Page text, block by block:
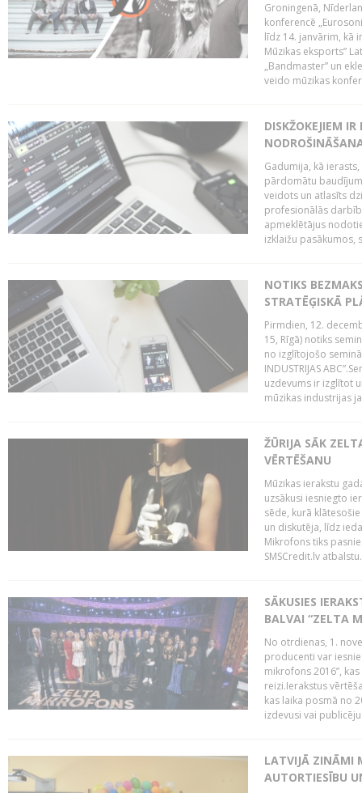
Groningenā,
konferencē
līdz 14. janvārim, kā
Mūzikas eksports”
„Bandmaster” un
veido mūzikas
DISKŽOKEJIEM
Gadumija, kā
pārdomātu
veidots un atlasīts
profesionālās
apmeklētājus
izklaižu pasākumos,
NOTIKS
STRATĒĢISKĀ
Pirmdien, 12.
15, Rīgā) notiks
no izglītojošo
INDUSTRIJAS
uzdevums ir izglītot
mūzikas industrijas
ŽŪRIJA SĀK
VĒRTĒŠANU
Mūzikas ierakstu
uzsākusi iesniegto
sēde, kurā
un diskutēja, līdz
Mikrofons tiks
SMSCredit.lv
SĀKUSIES
BALVAI “ZELTA
No otrdienas, 1.
producenti var
mikrofons 2016”,
reizi.Ierakstus
kas laika posmā no
izdevusi vai
LATVIJĀ ZINĀMI
AUTORTIESĪBU